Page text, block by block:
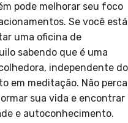
pode melhorar seu foco
Se você está
uma oficina de
sabendo que é uma
independente do
em meditação. Não perca
sua vida e encontrar
e autoconhecimento.